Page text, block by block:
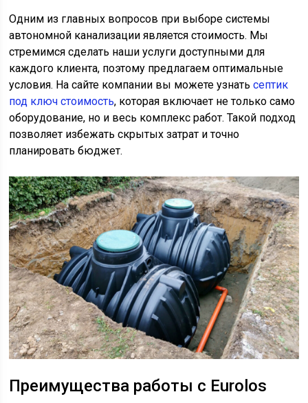
Одним из главных вопросов при выборе системы
автономной канализации является стоимость. Мы
стремимся сделать наши услуги доступными для
каждого клиента, поэтому предлагаем оптимальные
условия. На сайте компании вы можете узнатьсептик
под ключ стоимость, которая включает не только само
оборудование, но и весь комплекс работ. Такой подход
позволяет избежать скрытых затрат и точно
планировать бюджет.
Преимущества работы с Eurolos